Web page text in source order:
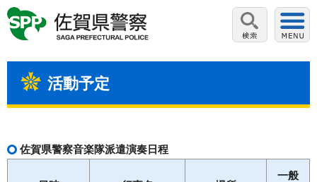
活動予定
佐賀県警察音楽隊派遣演奏日程
一般